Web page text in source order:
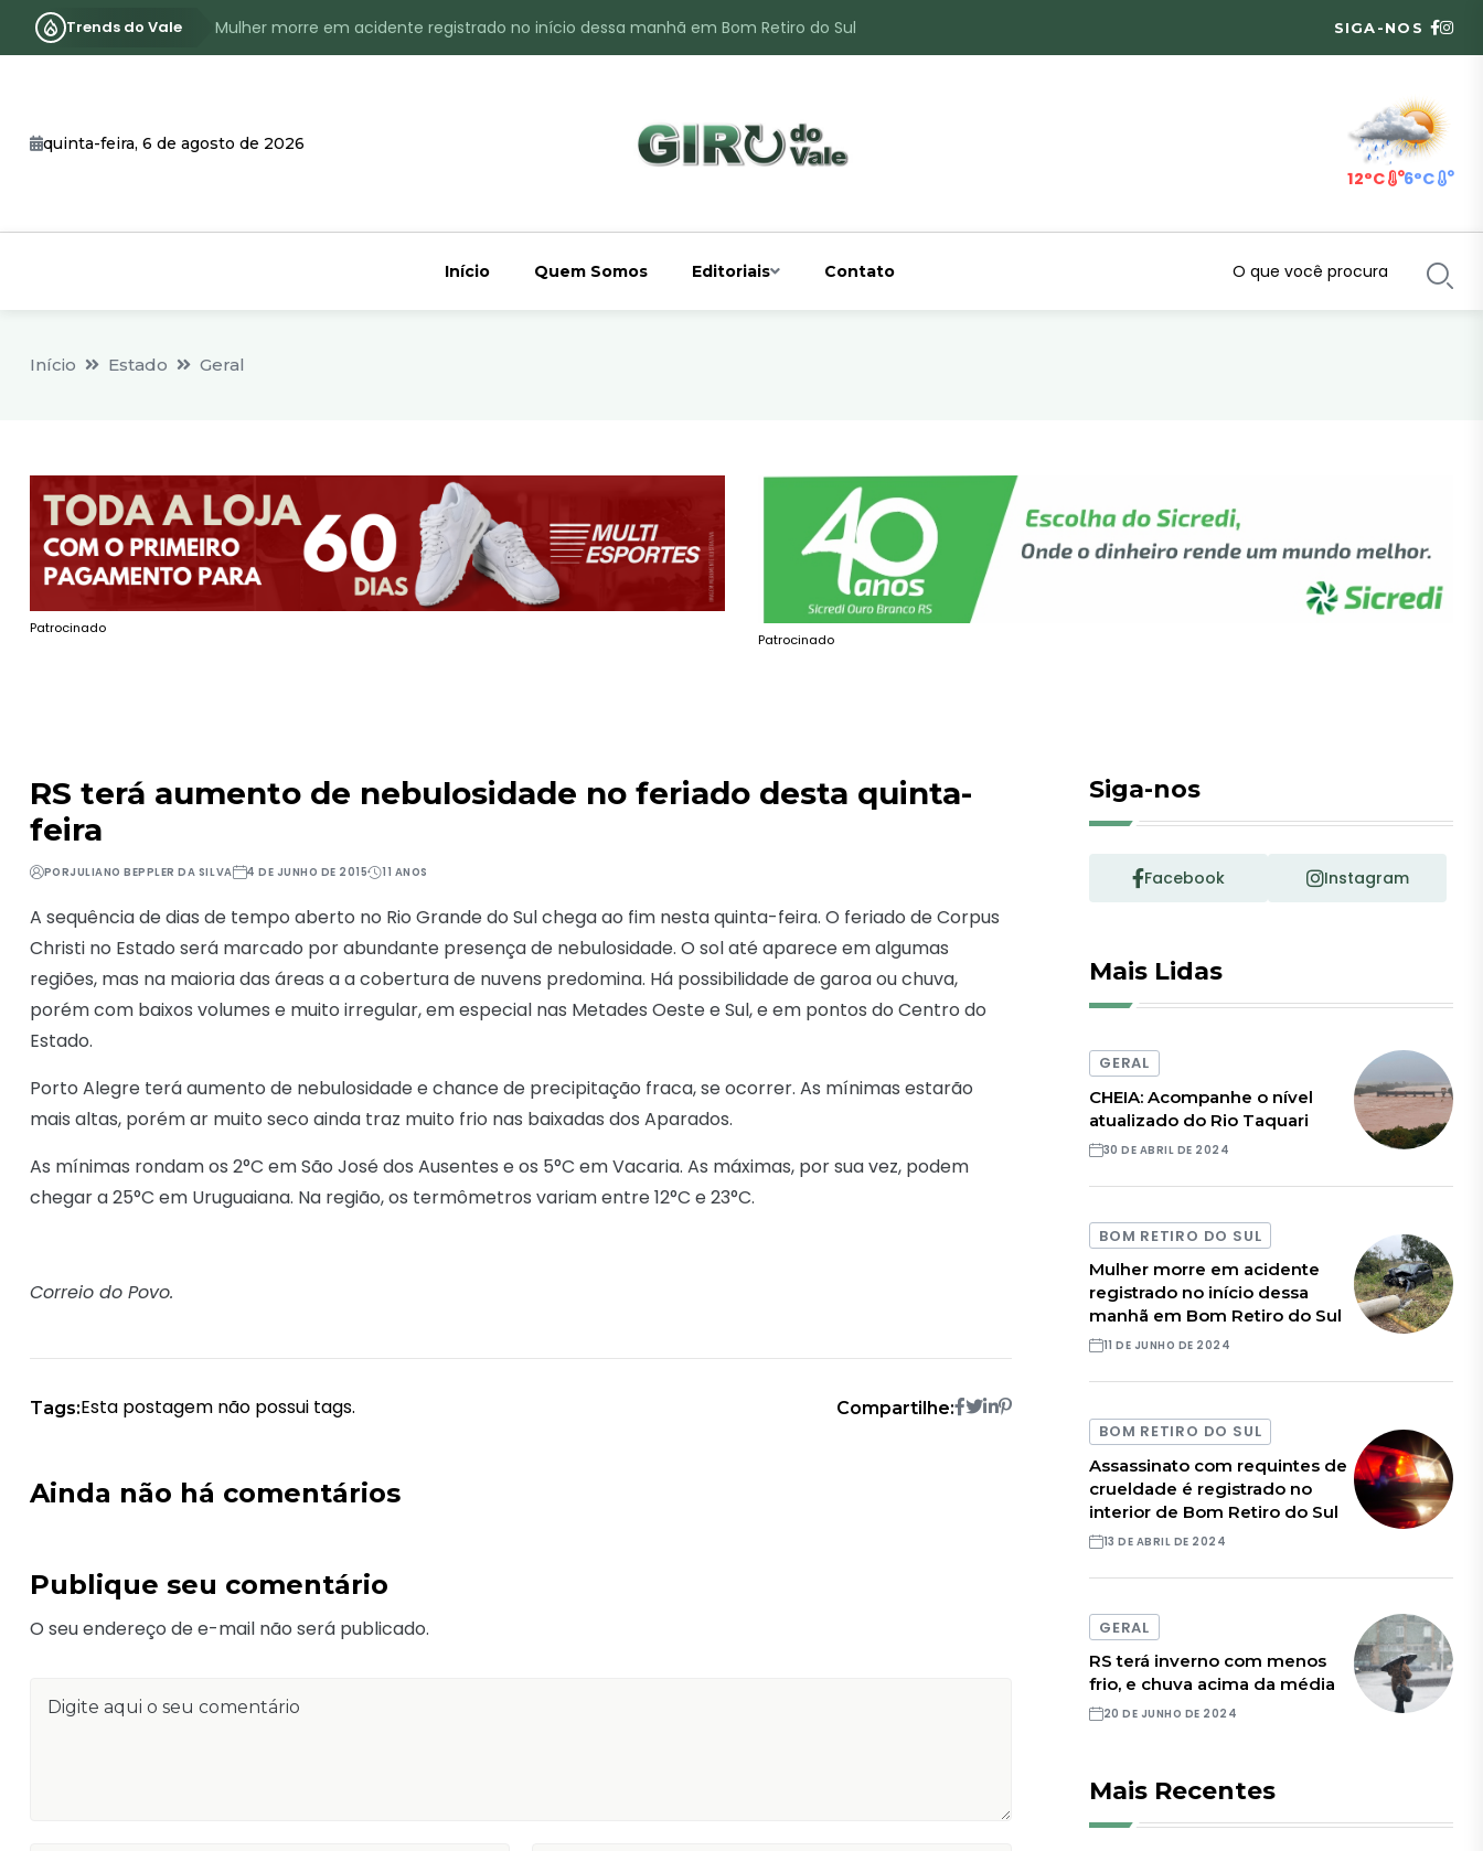
Trends do Vale
Mulher morre em acidente registrado no início dessa manhã em Bom Retiro do Sul
Identificado o jovem assassinado no interior de Bom Retiro do Sul
SIGA-NOS
quinta-feira, 6 de agosto de 2026
12°C 6°C
Início Quem Somos Editoriais Contato
Início Estado Geral
Patrocinado
Patrocinado
RS terá aumento de nebulosidade no feriado desta quinta-
feira
PORJULIANO BEPPLER DA SILVA 4 DE JUNHO DE 2015 11 ANOS
A sequência de dias de tempo aberto no Rio Grande do Sul chega ao fim nesta quinta-feira. O feriado de Corpus
Christi no Estado será marcado por abundante presença de nebulosidade. O sol até aparece em algumas
regiões, mas na maioria das áreas a a cobertura de nuvens predomina. Há possibilidade de garoa ou chuva,
porém com baixos volumes e muito irregular, em especial nas Metades Oeste e Sul, e em pontos do Centro do
Estado.
Porto Alegre terá aumento de nebulosidade e chance de precipitação fraca, se ocorrer. As mínimas estarão
mais altas, porém ar muito seco ainda traz muito frio nas baixadas dos Aparados.
As mínimas rondam os 2°C em São José dos Ausentes e os 5°C em Vacaria. As máximas, por sua vez, podem
chegar a 25°C em Uruguaiana. Na região, os termômetros variam entre 12°C e 23°C.
Correio do Povo.
Tags:Esta postagem não possui tags. Compartilhe:
Ainda não há comentários
Publique seu comentário
O seu endereço de e-mail não será publicado.
Siga-nos
Facebook Instagram
Mais Lidas
GERAL
CHEIA: Acompanhe o nível
atualizado do Rio Taquari
30 DE ABRIL DE 2024
BOM RETIRO DO SUL
Mulher morre em acidente
registrado no início dessa
manhã em Bom Retiro do Sul
11 DE JUNHO DE 2024
BOM RETIRO DO SUL
Assassinato com requintes de
crueldade é registrado no
interior de Bom Retiro do Sul
13 DE ABRIL DE 2024
GERAL
RS terá inverno com menos
frio, e chuva acima da média
20 DE JUNHO DE 2024
Mais Recentes